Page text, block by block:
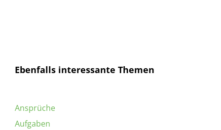
Ebenfalls interessante Themen
Ansprüche
Aufgaben